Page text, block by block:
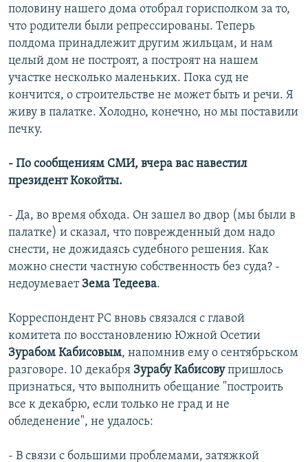
половину нашего дома отобрал горисполком за то,
что родители были репрессированы. Теперь
полдома принадлежит другим жильцам, и нам
целый дом не построят, а построят на нашем
участке несколько маленьких. Пока суд не
кончится, о строительстве не может быть и речи. Я
живу в палатке. Холодно, конечно, но мы поставили
печку.
- По сообщениям СМИ, вчера вас навестил
президент Кокойты.
- Да, во время обхода. Он зашел во двор (мы были в
палатке) и сказал, что поврежденный дом надо
снести, не дожидаясь судебного решения. Как
можно снести частную собственность без суда? -
недоумевает Зема Тедеева.
Корреспондент РС вновь связался с главой
комитета по восстановлению Южной Осетии
Зурабом Кабисовым, напомнив ему о сентябрьском
разговоре. 10 декабря Зурабу Кабисовупришлось
признаться, что выполнить обещание "построить
все к декабрю, если только не град и не
обледенение", не удалось:
- В связи с большими проблемами, затяжкой